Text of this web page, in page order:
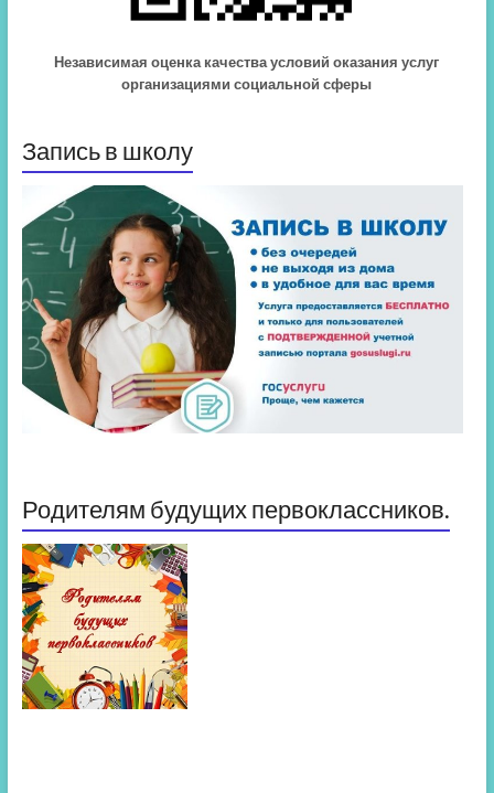
Независимая оценка качества условий оказания услуг
организациями социальной сферы
Запись в школу
Родителям будущих первоклассников.